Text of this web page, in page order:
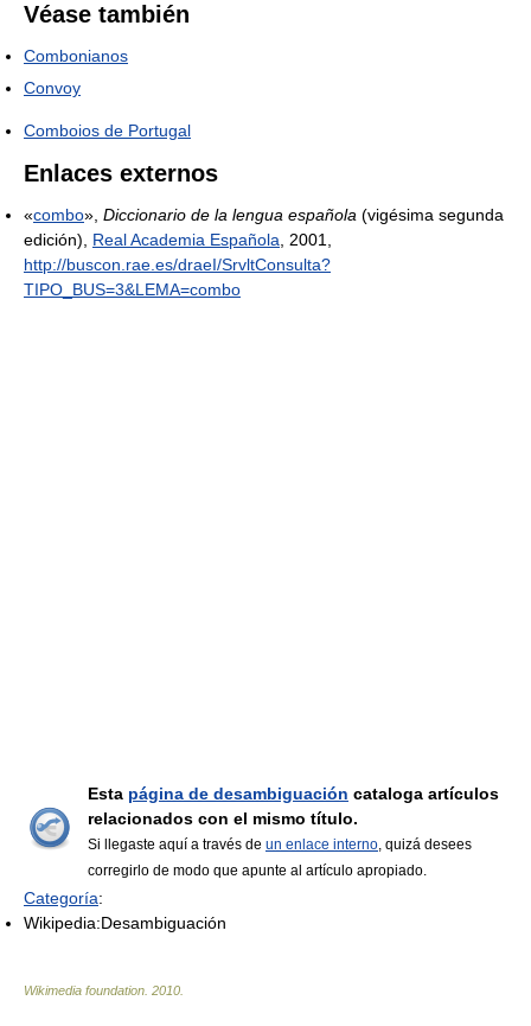
Véase también
Combonianos
Convoy
Comboios de Portugal
Enlaces externos
«combo», Diccionario de la lengua española (vigésima segunda
edición), Real Academia Española , 2001
http://buscon.rae.es/draeI/SrvltConsulta?
TIPO_BUS=3&LEMA=combo
Esta página de desambiguación cataloga artículos
relacionados con el mismo título.
Si llegaste aquí a través de un enlace interno, quizá desees
corregirlo de modo que apunte al artículo apropiado.
Categoría:
Wikipedia:Desambiguación
Wikimedia foundation 2010